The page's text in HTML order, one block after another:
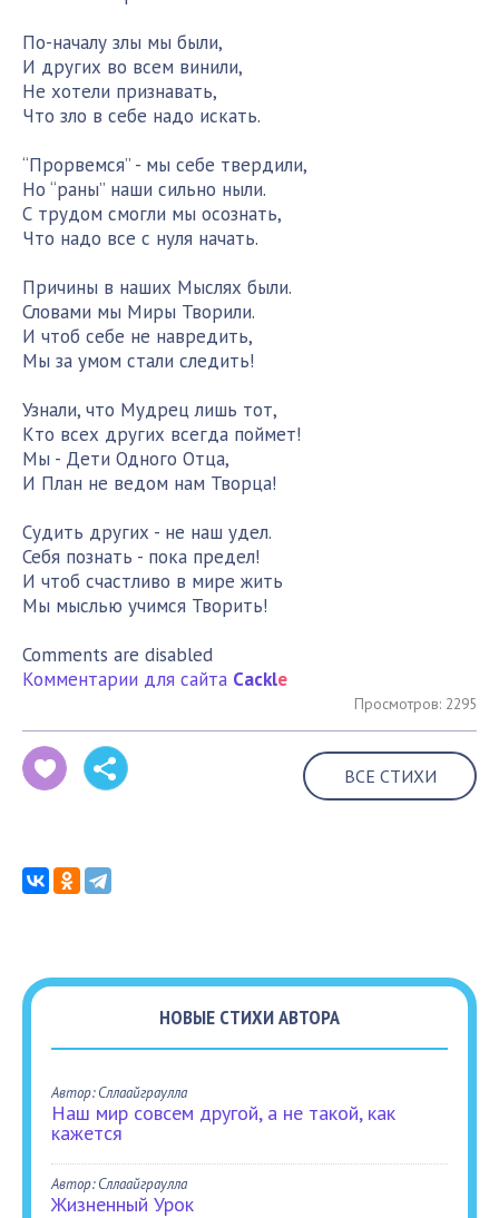
По-началу злы мы были,
И других во всем винили,
Не хотели признавать,
Что зло в себе надо искать.
“Прорвемся” - мы себе твердили,
Но “раны” наши сильно ныли.
С трудом смогли мы осознать,
Что надо все с нуля начать.
Причины в наших Мыслях были.
Словами мы Миры Творили.
И чтоб себе не навредить,
Мы за умом стали следить!
Узнали, что Мудрец лишь тот,
Кто всех других всегда поймет!
Мы - Дети Одного Отца,
И План не ведом нам Творца!
Судить других - не наш удел.
Себя познать - пока предел!
И чтоб счастливо в мире жить
Мы мыслью учимся Творить!
Comments are disabled
Комментарии для сайта Cackle
Просмотров: 2295
ВСЕ СТИХИ
НОВЫЕ СТИХИ АВТОРА
Автор: Сллаайграулла
Наш мир совсем другой, а не такой, как
кажется
Автор: Сллаайграулла
Жизненный Урок